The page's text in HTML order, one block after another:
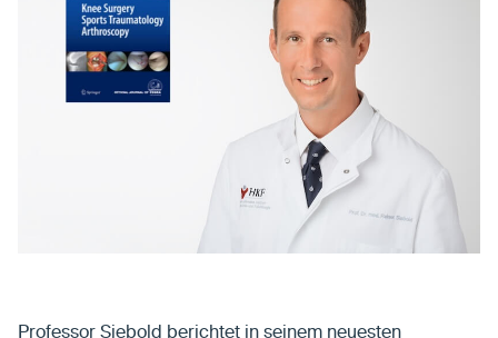
Professor Siebold berichtet in seinem neuesten